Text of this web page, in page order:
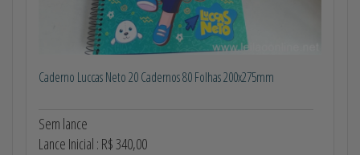
Caderno Luccas Neto 20 Cadernos 80 Folhas 200x275mm
Sem lance
Lance Inicial : R$ 340,00